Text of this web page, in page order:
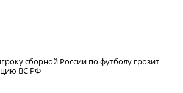
сборной России по футболу грозит
ВС РФ